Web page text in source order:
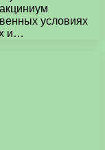
условиях
и…